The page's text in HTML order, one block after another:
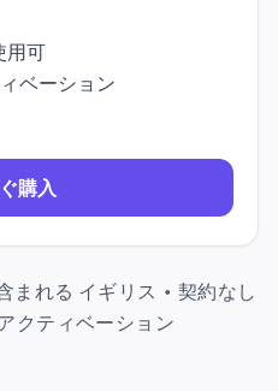
用可
ベーション
購入
まれる イギリス • 契約なし
クティベーション